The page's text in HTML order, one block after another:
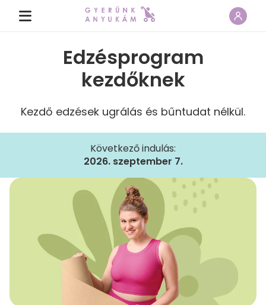
Edzésprogram
kezdőknek
Kezdő edzések ugrálás és bűntudat nélkül.
Következő indulás:
2026. szeptember 7.